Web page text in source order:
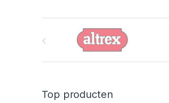
Top producten